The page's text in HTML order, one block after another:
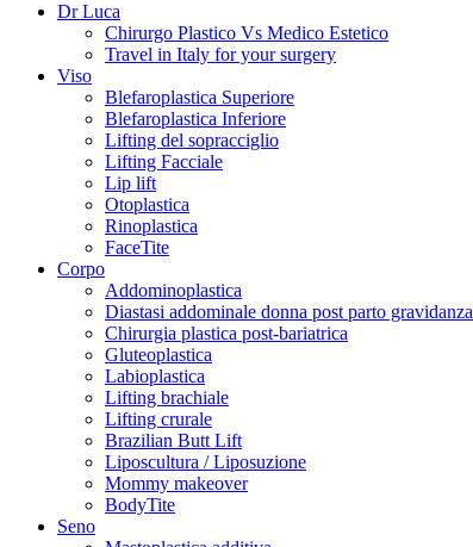
Dr Luca
Chirurgo Plastico Vs Medico Estetico
Travel in Italy for your surgery
Viso
Blefaroplastica Superiore
Blefaroplastica Inferiore
Lifting del sopracciglio
Lifting Facciale
Lip lift
Otoplastica
Rinoplastica
FaceTite
Corpo
Addominoplastica
Diastasi addominale donna post parto gravidanza
Chirurgia plastica post-bariatrica
Gluteoplastica
Labioplastica
Lifting brachiale
Lifting crurale
Brazilian Butt Lift
Liposcultura / Liposuzione
Mommy makeover
BodyTite
Seno